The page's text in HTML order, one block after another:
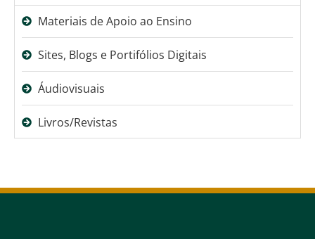
Materiais de Apoio ao Ensino
Sites, Blogs e Portifólios Digitais
Áudiovisuais
Livros/Revistas